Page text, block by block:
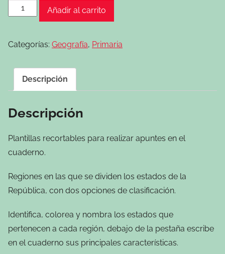
Notebooking
-
de
cantidad
Añadir al carrito
Categorías: Geografía, Primaria
Descripción
Descripción
Plantillas recortables para realizar apuntes en el
cuaderno.
Regiones en las que se dividen los estados de la
República, con dos opciones de clasificación.
Identifica, colorea y nombra los estados que
pertenecen a cada región, debajo de la pestaña escribe
en el cuaderno sus principales características.